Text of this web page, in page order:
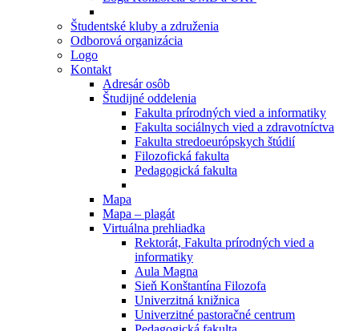
Študentské kluby a združenia
Odborová organizácia
Logo
Kontakt
Adresár osôb
Študijné oddelenia
Fakulta prírodných vied a informatiky
Fakulta sociálnych vied a zdravotníctva
Fakulta stredoeurópskych štúdií
Filozofická fakulta
Pedagogická fakulta
Mapa
Mapa – plagát
Virtuálna prehliadka
Rektorát, Fakulta prírodných vied a
informatiky
Aula Magna
Sieň Konštantína Filozofa
Univerzitná knižnica
Univerzitné pastoračné centrum